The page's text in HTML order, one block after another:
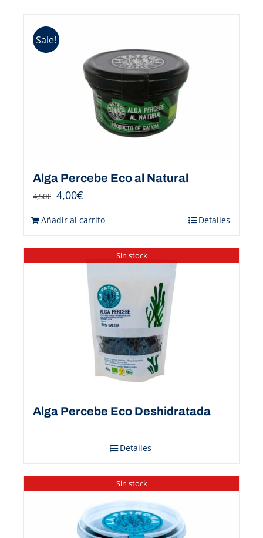
Sale!
Alga Percebe Eco al Natural
4,50€ 4,00€
Añadir al carrito Detalles
Sin stock
Alga Percebe Eco Deshidratada
Detalles
Sin stock